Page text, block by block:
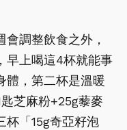
調整飲食之外，
早上喝這4杯就能事
體，第二杯是溫暖
芝麻粉+25g藜麥
杯「15g奇亞籽泡